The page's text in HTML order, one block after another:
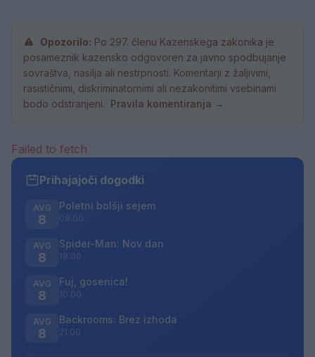
Opozorilo: Po 297. členu Kazenskega zakonika je
posameznik kazensko odgovoren za javno spodbujanje
sovraštva, nasilja ali nestrpnosti. Komentarji z žaljivimi,
rasističnimi, diskriminatornimi ali nezakonitimi vsebinami
bodo odstranjeni. Pravila komentiranja →
Failed to fetch
Prihajajoči dogodki
AVG
8
Poletni bolšji sejem
08:00
AVG
8
Spider-Man: Nov dan
18:00
AVG
8
Fuj, gosenica!
10:00
AVG
8
Backrooms: Brez izhoda
21:00